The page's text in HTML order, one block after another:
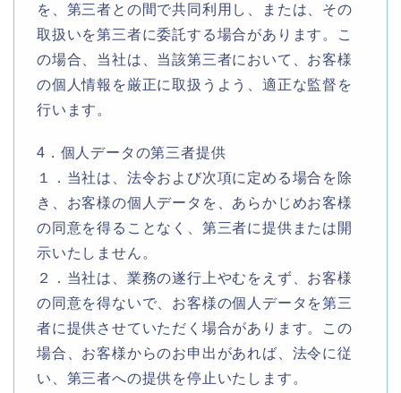
を、第三者との間で共同利用し、または、その
取扱いを第三者に委託する場合があります。こ
の場合、当社は、当該第三者において、お客様
の個人情報を厳正に取扱うよう、適正な監督を
行います。
4．個人データの第三者提供
１．当社は、法令および次項に定める場合を除
き、お客様の個人データを、あらかじめお客様
の同意を得ることなく、第三者に提供または開
示いたしません。
２．当社は、業務の遂行上やむをえず、お客様
の同意を得ないで、お客様の個人データを第三
者に提供させていただく場合があります。この
場合、お客様からのお申出があれば、法令に従
い、第三者への提供を停止いたします。